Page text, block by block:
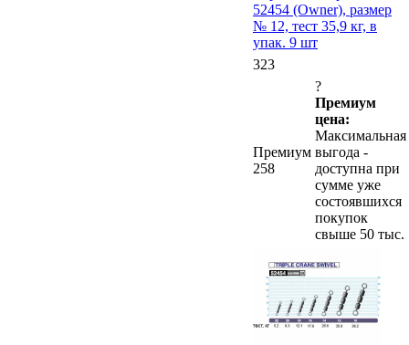
52454 (Owner), размер
№ 12, тест 35,9 кг, в
упак. 9 шт
323
Премиум
258
?
Премиум
цена:
Максимальная
выгода -
доступна при
сумме уже
состоявшихся
покупок
свыше 50 тыс.